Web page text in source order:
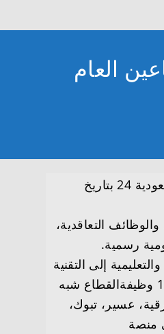
في القطاعين العام
إعلان هام بعنوان المنصة الوطنية (جدارات) تعلن عن أكثر من 30 ألف وظيفة شاغرة في القطاعين العام والخاص 2025 ضمن وظائف السعودية 24 بتاريخ
العام، والوظائف التعاقدية،
رسمية.
إلى التقنية
والميدانية.تفاصيل الوظائف المتاحة عبر جدارات:القطاععدد الوظائفالقطاع العام (خدمة مدنية)🔹 عدد غير معلنالقطاع العام (تعاقدية)🔹 159 وظيفةالقطاع شبه
الشرقية، عسير، تبوك،
منصة